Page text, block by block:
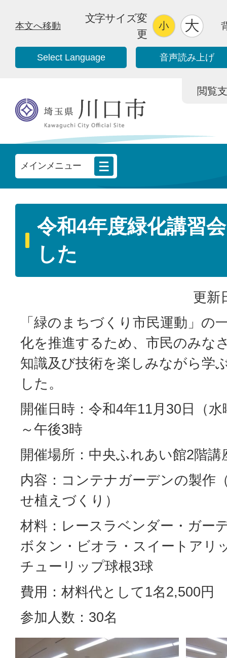
本文へ移動
文字サイズ変
更
Select Language 音声読み上げ
閲覧
メインメニュー
令和4年度緑化講習
した
更新
「緑のまちづくり市民運動」の
化を推進するため、市民のみな
知識及び技術を楽しみながら学
した。
開催日時：令和4年11月30日（
～午後3時
開催場所：中央ふれあい館2階講
内容：コンテナガーデンの製作
せ植えづくり）
材料：レースラベンダー・ガー
ボタン・ビオラ・スイートアリ
チューリップ球根3球
費用：材料代として1名2,500円
参加人数：30名